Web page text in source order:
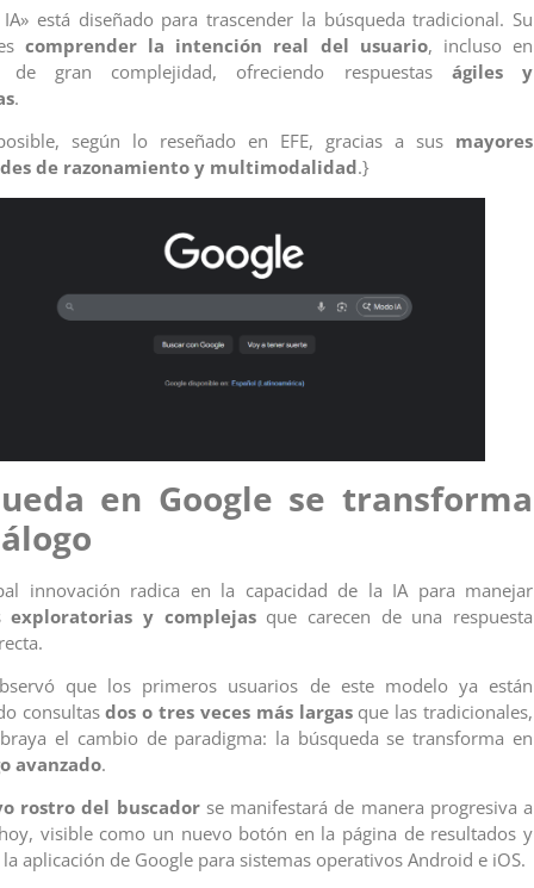
IA» está diseñado para trascender la búsqueda tradicional. Su
comprender la intención real del usuario, incluso en
de gran complejidad, ofreciendo respuestas ágiles y
.
según lo reseñado en EFE, gracias a sus mayores
de razonamiento y multimodalidad.}
en Google se transforma
innovación radica en la capacidad de la IA para manejar
exploratorias y complejasque carecen de una respuesta
que los primeros usuarios de este modelo ya están
consultasdos o tres veces más largasque las tradicionales,
el cambio de paradigma: la búsqueda se transforma en
avanzado.
rostro del buscadorse manifestará de manera progresiva a
visible como un nuevo botón en la página de resultados y
aplicación de Google para sistemas operativos Android e iOS.